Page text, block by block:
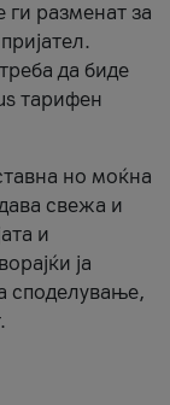
ги разменат за
да биде
тарифен
но моќна
свежа и
и
ја
споделување,